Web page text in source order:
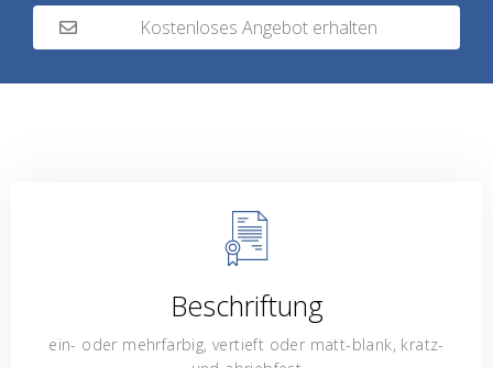
Kostenloses Angebot erhalten
Beschriftung
ein- oder mehrfarbig, vertieft oder matt-blank, kratz-